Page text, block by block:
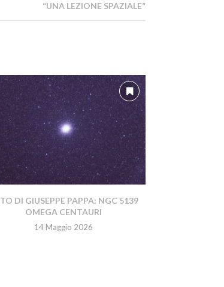
“UNA LEZIONE SPAZIALE”
DI GIUSEPPE PAPPA: NGC 5139
OMEGA CENTAURI
14 Maggio 2026